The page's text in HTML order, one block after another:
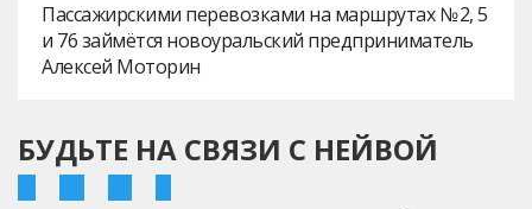
Пассажирскими перевозками на маршрутах № 2, 5
и 76 займётся новоуральский предприниматель
Алексей Моторин
БУДЬТЕ НА СВЯЗИ С НЕЙВОЙ